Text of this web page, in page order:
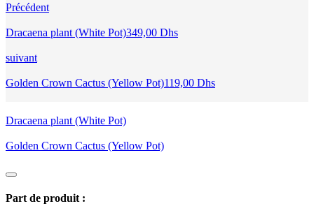
Précédent
Dracaena plant (White Pot)349,00 Dhs
suivant
Golden Crown Cactus (Yellow Pot)119,00 Dhs
Dracaena plant (White Pot)
Golden Crown Cactus (Yellow Pot)
Part de produit :